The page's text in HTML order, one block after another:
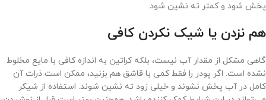
پخش شود و کمتر ته نشین شود.
هم نزدن یا شیک نکردن کافی
گاهی مشکل از مقدار آب نیست، بلکه کراتین به اندازه کافی با مایع مخلوط
نشده است. اگر پودر را فقط کمی با قاشق هم بزنید، ممکن است ذرات آن
کامل در آب پخش نشوند و خیلی زود ته نشین شوند. استفاده از شیکر